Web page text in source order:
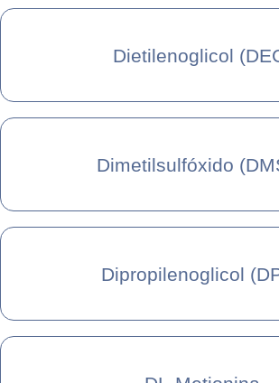
Dietilenoglicol
Dimetilsulfóxido
Dipropilenoglicol